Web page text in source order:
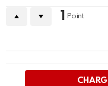
Point
PLUS